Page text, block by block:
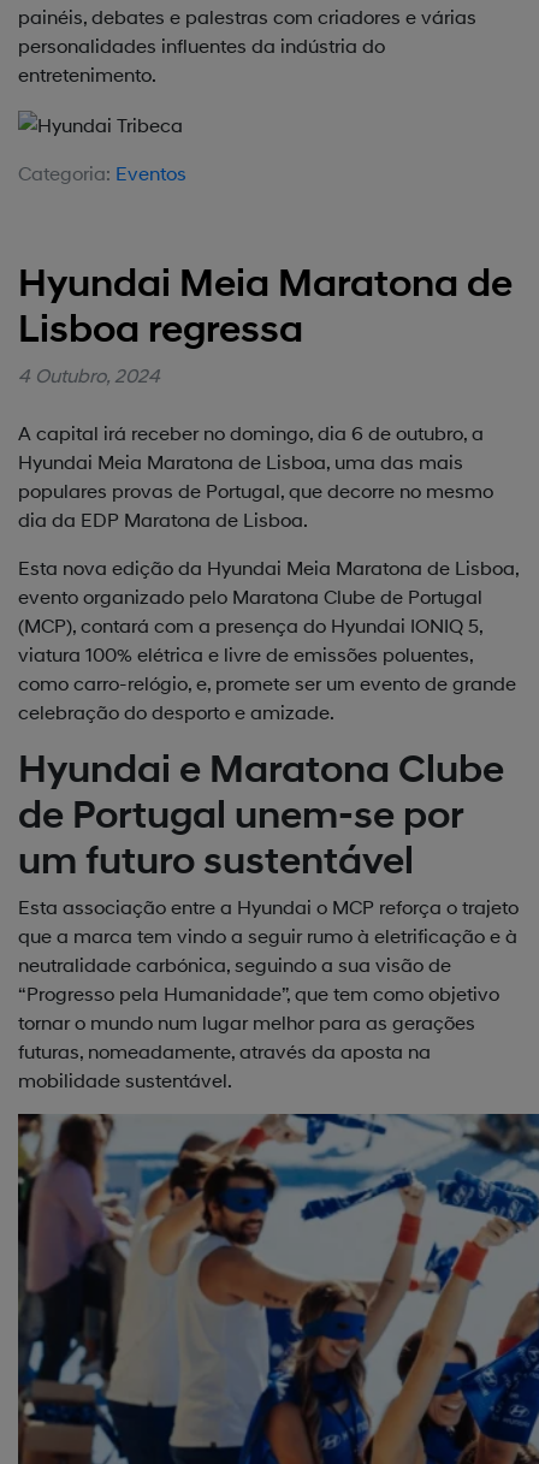
painéis, debates e palestras com criadores e várias
personalidades influentes da indústria do
entretenimento.
Categoria: Eventos
Hyundai Meia Maratona de
Lisboa regressa
4 Outubro, 2024
A capital irá receber no domingo, dia 6 de outubro, a
Hyundai Meia Maratona de Lisboa, uma das mais
populares provas de Portugal, que decorre no mesmo
dia da EDP Maratona de Lisboa.
Esta nova edição da Hyundai Meia Maratona de Lisboa,
evento organizado pelo Maratona Clube de Portugal
(MCP), contará com a presença do Hyundai IONIQ 5,
viatura 100% elétrica e livre de emissões poluentes,
como carro-relógio, e, promete ser um evento de grande
celebração do desporto e amizade.
Hyundai e Maratona Clube
de Portugal unem-se por
um futuro sustentável
Esta associação entre a Hyundai o MCP reforça o trajeto
que a marca tem vindo a seguir rumo à eletrificação e à
neutralidade carbónica, seguindo a sua visão de
“Progresso pela Humanidade”, que tem como objetivo
tornar o mundo num lugar melhor para as gerações
futuras, nomeadamente, através da aposta na
mobilidade sustentável.